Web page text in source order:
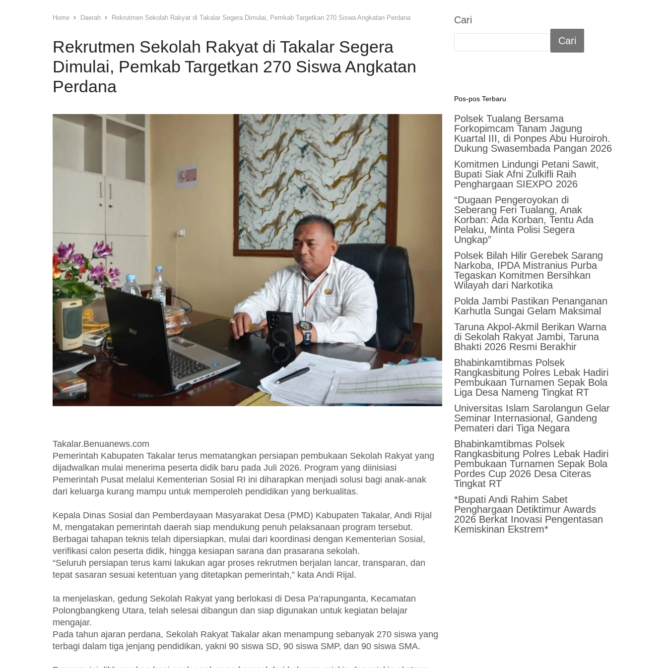
Home Daerah Rekrutmen Sekolah Rakyat di Takalar Segera Dimulai, Pemkab Targetkan 270 Siswa Angkatan Perdana
Rekrutmen Sekolah Rakyat di Takalar Segera
Dimulai, Pemkab Targetkan 270 Siswa Angkatan
Perdana
Takalar.Benuanews.com
Pemerintah Kabupaten Takalar terus mematangkan persiapan pembukaan Sekolah Rakyat yang
dijadwalkan mulai menerima peserta didik baru pada Juli 2026. Program yang diinisiasi
Pemerintah Pusat melalui Kementerian Sosial RI ini diharapkan menjadi solusi bagi anak-anak
dari keluarga kurang mampu untuk memperoleh pendidikan yang berkualitas.
Kepala Dinas Sosial dan Pemberdayaan Masyarakat Desa (PMD) Kabupaten Takalar, Andi Rijal
M, mengatakan pemerintah daerah siap mendukung penuh pelaksanaan program tersebut.
Berbagai tahapan teknis telah dipersiapkan, mulai dari koordinasi dengan Kementerian Sosial,
verifikasi calon peserta didik, hingga kesiapan sarana dan prasarana sekolah.
“Seluruh persiapan terus kami lakukan agar proses rekrutmen berjalan lancar, transparan, dan
tepat sasaran sesuai ketentuan yang ditetapkan pemerintah,” kata Andi Rijal.
Ia menjelaskan, gedung Sekolah Rakyat yang berlokasi di Desa Pa’rapunganta, Kecamatan
Polongbangkeng Utara, telah selesai dibangun dan siap digunakan untuk kegiatan belajar
mengajar.
Pada tahun ajaran perdana, Sekolah Rakyat Takalar akan menampung sebanyak 270 siswa yang
terbagi dalam tiga jenjang pendidikan, yakni 90 siswa SD, 90 siswa SMP, dan 90 siswa SMA.
Cari
Cari
Pos-pos Terbaru
Polsek Tualang Bersama
Forkopimcam Tanam Jagung
Kuartal III, di Ponpes Abu Huroiroh.
Dukung Swasembada Pangan 2026
Komitmen Lindungi Petani Sawit,
Bupati Siak Afni Zulkifli Raih
Penghargaan SIEXPO 2026
“Dugaan Pengeroyokan di
Seberang Feri Tualang, Anak
Korban: Ada Korban, Tentu Ada
Pelaku, Minta Polisi Segera
Ungkap”
Polsek Bilah Hilir Gerebek Sarang
Narkoba, IPDA Mistranius Purba
Tegaskan Komitmen Bersihkan
Wilayah dari Narkotika
Polda Jambi Pastikan Penanganan
Karhutla Sungai Gelam Maksimal
Taruna Akpol-Akmil Berikan Warna
di Sekolah Rakyat Jambi, Taruna
Bhakti 2026 Resmi Berakhir
Bhabinkamtibmas Polsek
Rangkasbitung Polres Lebak Hadiri
Pembukaan Turnamen Sepak Bola
Liga Desa Nameng Tingkat RT
Universitas Islam Sarolangun Gelar
Seminar Internasional, Gandeng
Pemateri dari Tiga Negara
Bhabinkamtibmas Polsek
Rangkasbitung Polres Lebak Hadiri
Pembukaan Turnamen Sepak Bola
Pordes Cup 2026 Desa Citeras
Tingkat RT
*Bupati Andi Rahim Sabet
Penghargaan Detiktimur Awards
2026 Berkat Inovasi Pengentasan
Kemiskinan Ekstrem*